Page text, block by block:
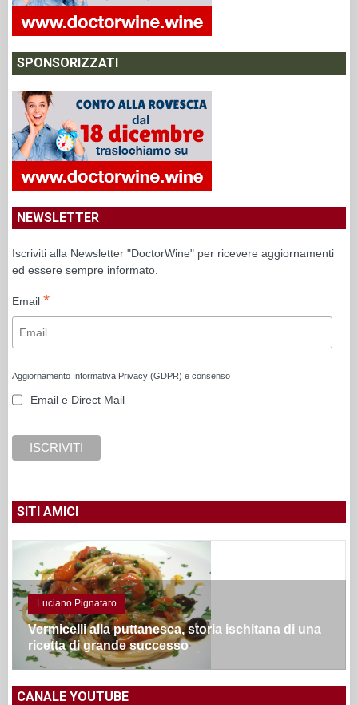
SPONSORIZZATI
NEWSLETTER
Iscriviti alla Newsletter "DoctorWine" per ricevere aggiornamenti
ed essere sempre informato.
Email *
Aggiornamento Informativa Privacy (GDPR) e consenso
Email e Direct Mail
SITI AMICI
Luciano Pignataro
Vermicelli alla puttanesca, storia ischitana di una
ricetta di grande successo
CANALE YOUTUBE